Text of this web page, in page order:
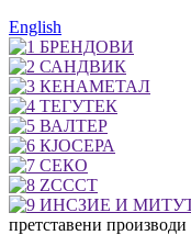
English
претставени производи